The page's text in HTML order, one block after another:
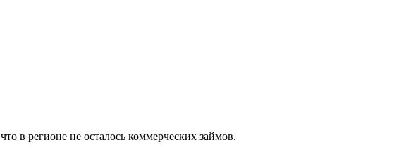
в регионе не осталось коммерческих займов.